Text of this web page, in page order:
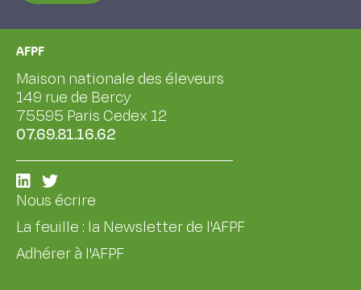
AFPF
Maison nationale des éleveurs
149 rue de Bercy
75595 Paris Cedex 12
07.69.81.16.62
Nous écrire
La feuille : la Newsletter de l'AFPF
Adhérer à l'AFPF